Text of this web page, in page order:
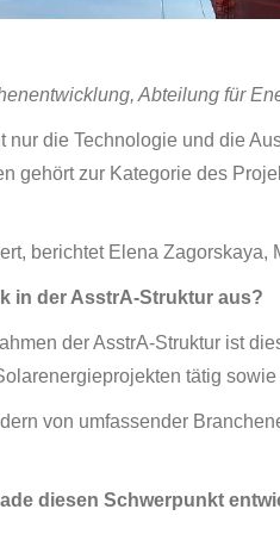
Abteilung für
die Technologie und die
gehört zur Kategorie des
berichtet Elena Zagorskaya,
in der AsstrA-Struktur aus?
der AsstrA-Struktur ist
tätig
von umfassender
diesen Schwerpunkt